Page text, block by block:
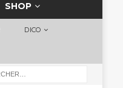
SHOP
DICO